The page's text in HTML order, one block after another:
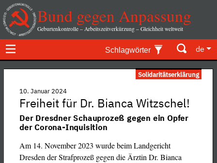
Bund gegen Anpassung
Geburtenkontrolle – Arbeitszeitverkürzung – Gleichheit weltweit
Schlagwörter de
Solidaritätserklärung
10. Januar 2024
Freiheit für Dr. Bianca Witzschel!
Der Dresdner Schauprozeß gegen ein Opfer
der Corona-Inquisition
Am 14. November 2023 wurde beim Landgericht
Dresden der Strafprozeß gegen die Ärztin Dr. Bianca